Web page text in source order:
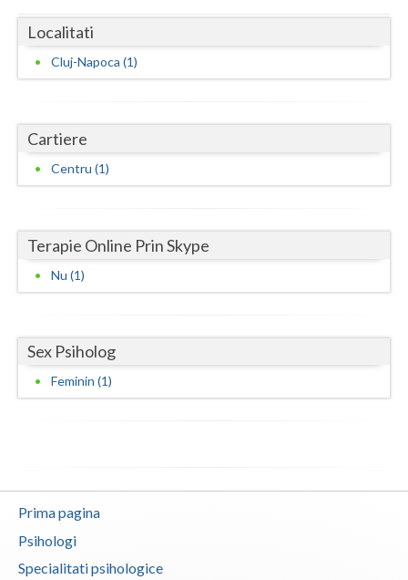
Gorj
Harghita
Ialomita
Maramures
Mehedinti
Neamt
Olt
Satu-Mare
Suceava
Localitati
Cluj-Napoca (1)
Cartiere
Centru (1)
Terapie Online Prin Skype
Nu (1)
Sex Psiholog
Feminin (1)
Prima pagina
Psihologi
Specialitati psihologice